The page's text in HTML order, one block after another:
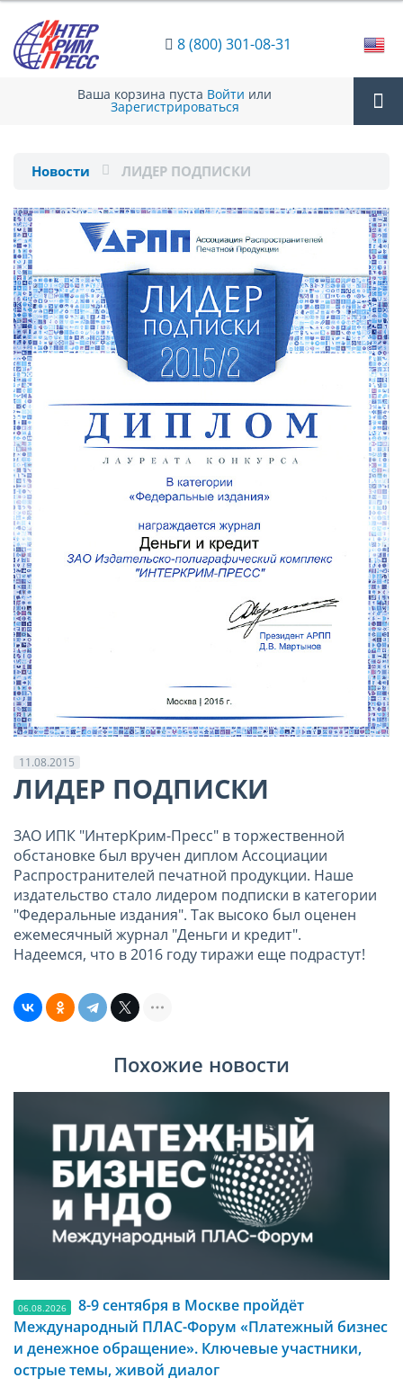
8 (800) 301-08-31
Ваша корзина пуста Войти или
Зарегистрироваться
Новости ЛИДЕР ПОДПИСКИ
11.08.2015
ЛИДЕР ПОДПИСКИ
ЗАО ИПК "ИнтерКрим-Пресс" в торжественной
обстановке был вручен диплом Ассоциации
Распространителей печатной продукции. Наше
издательство стало лидером подписки в категории
"Федеральные издания". Так высоко был оценен
ежемесячный журнал "Деньги и кредит".
Надеемся, что в 2016 году тиражи еще подрастут!
Похожие новости
06.08.2026
8-9 сентября в Москве пройдёт
Международный ПЛАС-Форум «Платежный бизнес
и денежное обращение». Ключевые участники,
острые темы, живой диалог